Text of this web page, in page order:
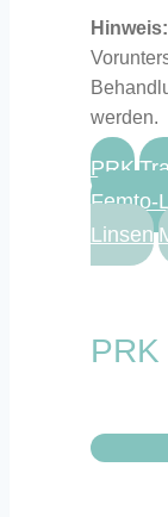
Hinweis:
werden.
PRK
Femto-
Linsen
PRK